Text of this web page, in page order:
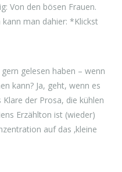
Von den bösen Frauen.
man dahier: *Klickst
gelesen haben – wenn
kann? Ja, geht, wenn es
der Prosa, die kühlen
Erzählton ist (wieder)
auf das ‚kleine